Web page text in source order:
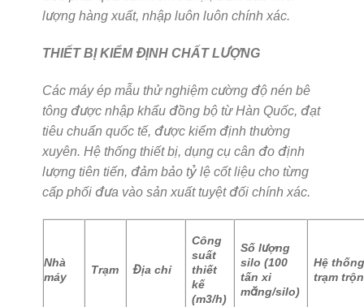
lượng hàng xuất, nhập luôn luôn chính xác.
THIẾT BỊ KIỂM ĐỊNH CHẤT LƯỢNG
Các máy ép mẫu thử nghiệm cường độ nén bê
tông được nhập khẩu đồng bộ từ Hàn Quốc, đạt
tiêu chuẩn quốc tế, được kiểm định thường
xuyên. Hệ thống thiết bị, dụng cụ cân đo định
lượng tiên tiến, đảm bảo tỷ lệ cốt liệu cho từng
cấp phối đưa vào sản xuất tuyệt đối chính xác.
Nhà
máy
Trạm Địa chỉ
Công
suất
thiết
kế
(m3/h)
Số lượng
silo (100
tấn xi
măng/silo)
Hệ thống
trạm trộn